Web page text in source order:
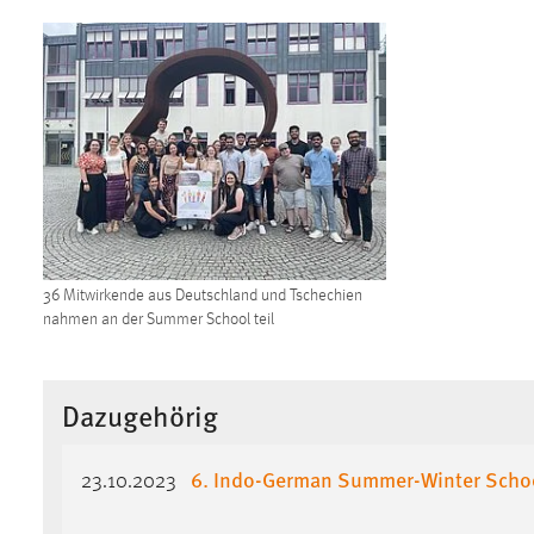
36 Mitwirkende aus Deutschland und Tschechien
nahmen an der Summer School teil
Dazugehörig
23.10.2023 6. Indo-German Summer-Winter
Cookie Laufzeit: MibewSessionID, mibew-chat-frame-
style-5e9dbeb1811c0446 =
Sitzungslaufzeit, mibew_locale = 3
Jahre, MIBEW_UserID = 1 Jahr
Login
Name: fe_user, be_user, be_lastLoginProvider
Zweck:
Dieser Cookie ist notwendig um sich an
der Website einloggen zu können.
STATISTIK
Statistik Cookies erfassen Informationen anonym.